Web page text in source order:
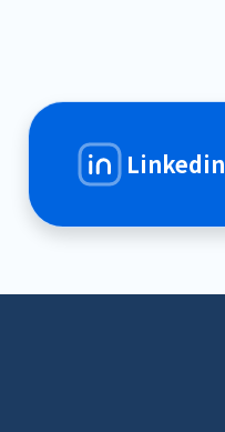
Linkedin